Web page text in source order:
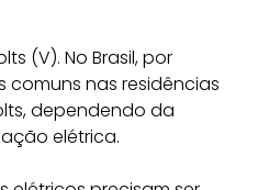
(V). No Brasil, por
comuns nas residências
dependendo da
elétrica.